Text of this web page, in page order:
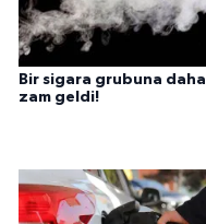
Bir sigara grubuna daha
zam geldi!